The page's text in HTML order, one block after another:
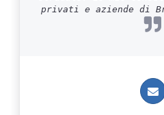
privati e aziende di